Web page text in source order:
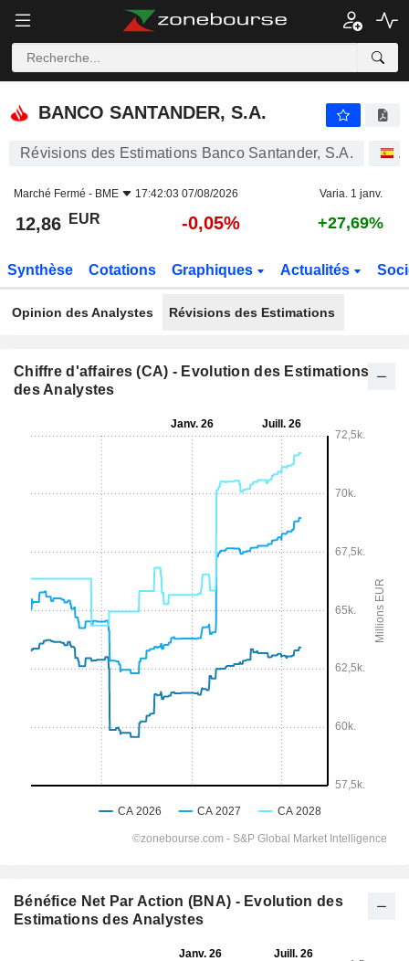
BANCO SANTANDER, S.A.
BANCO SANTANDER, S.A.
Révisions des Estimations Banco Santander, S.A.
Marché Fermé - BME 17:42:03 07/08/2026 Varia. 1 janv.
12,86 EUR -0,05% +27,69%
Synthèse Cotations Graphiques Actualités
Opinion des Analystes Révisions des Estimations
Chiffre d'affaires (CA) - Evolution des Estimations
des Analystes
Bénéfice Net Par Action (BNA) - Evolution des
Estimations des Analystes